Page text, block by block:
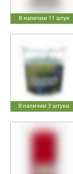
В наличии 11 штук
В наличии 3 штуки